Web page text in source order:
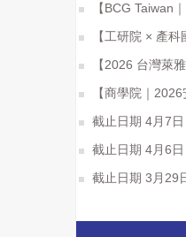
【BCG Taiwan
【工研院 × 產科
【2026 台灣萊
【商學院｜
截止日期 4月7日
截止日期 4月6日
截止日期 3月29